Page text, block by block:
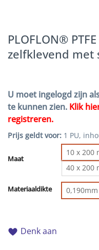
PLOFLON®
zelfklevend met
U moet ingelogd zijn
te kunnen zien. Klik
registreren.
Prijs geldt voor: 1 PU,
Maat
10 x 200
40 x 200
Materiaaldikte 0,190mm
Denk aan